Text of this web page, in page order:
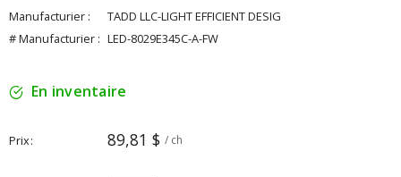
Manufacturier :
TADD LLC-LIGHT EFFICIENT DESIG
# Manufacturier : LED-8029E345C-A-FW
En inventaire
Prix 89,81 $ / ch